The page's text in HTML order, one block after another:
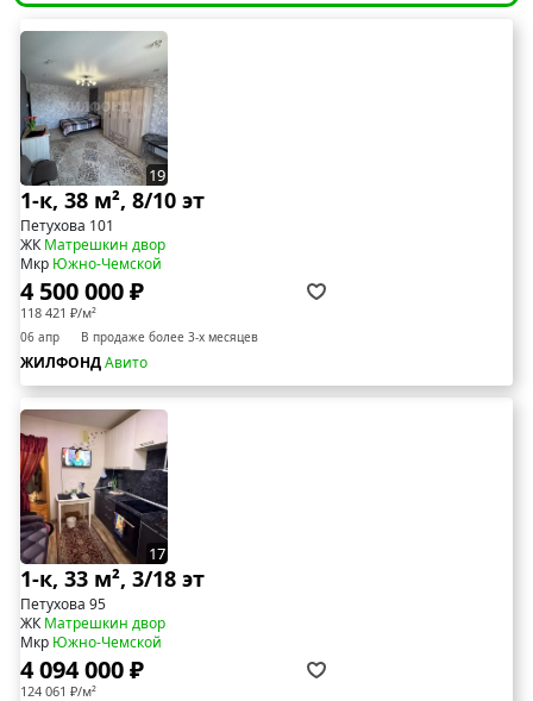
19
1-к, 38 м², 8/10 эт
Петухова 101
ЖКМатрешкин двор
Мкр Южно-Чемской
4 500 000 ₽
118 421 ₽/м²
06 апр В продаже более 3-х месяцев
ЖИЛФОНДАвито
17
1-к, 33 м², 3/18 эт
Петухова 95
ЖКМатрешкин двор
Мкр Южно-Чемской
4 094 000 ₽
124 061 ₽/м²